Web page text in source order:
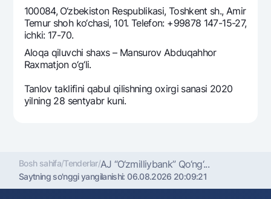
Qidirish
Foydali havolalar
Matbuot markazi
Shaxsiy ma'lumotlarni qayta ishlashga rozilik berish
Aloqa markazi
+998 78 148-00-101344
100084, O‘zbekiston Respublikasi, Toshkent sh., Amir
Temur shoh ko‘chasi, 101. Telefon: +99878 147-15-27,
ichki: 17-70.
Aloqa qiluvchi shaxs – Mansurov Abduqahhor
Raxmatjon o‘g‘li.
Tanlov taklifini qabul qilishning oxirgi sanasi 2020
yilning 28 sentyabr kuni.
Bosh sahifa/Tenderlar/AJ “O‘zmilliybank” Qo‘ng‘...
Saytning so'nggi yangilanishi:06.08.2026 20:09:21